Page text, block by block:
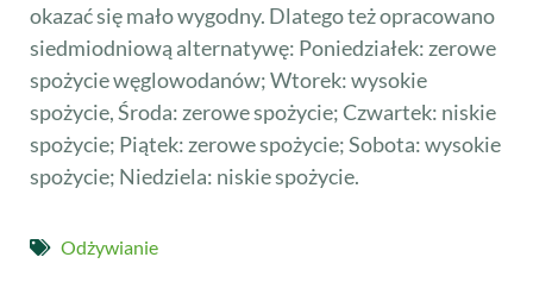
okazać się mało wygodny. Dlatego też opracowano
siedmiodniową alternatywę: Poniedziałek: zerowe
spożycie węglowodanów; Wtorek: wysokie
spożycie, Środa: zerowe spożycie; Czwartek: niskie
spożycie; Piątek: zerowe spożycie; Sobota: wysokie
spożycie; Niedziela: niskie spożycie.
Odżywianie